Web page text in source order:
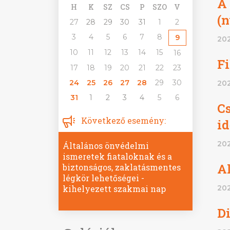
H K SZ CS P SZO V
27 28 29 30 31 1
2
3
4 5 6 7 8
9
10
11 12 13 14 15
16
17
18 19 20 21 22
23
24
25 26 27 28 29
30
31
1 2 3 4 5 6
Következő esemény:
Általános önvédelmi
ismeretek fiataloknak és a
biztonságos, zaklatásmentes
légkör lehetőségei -
kihelyezett szakmai nap